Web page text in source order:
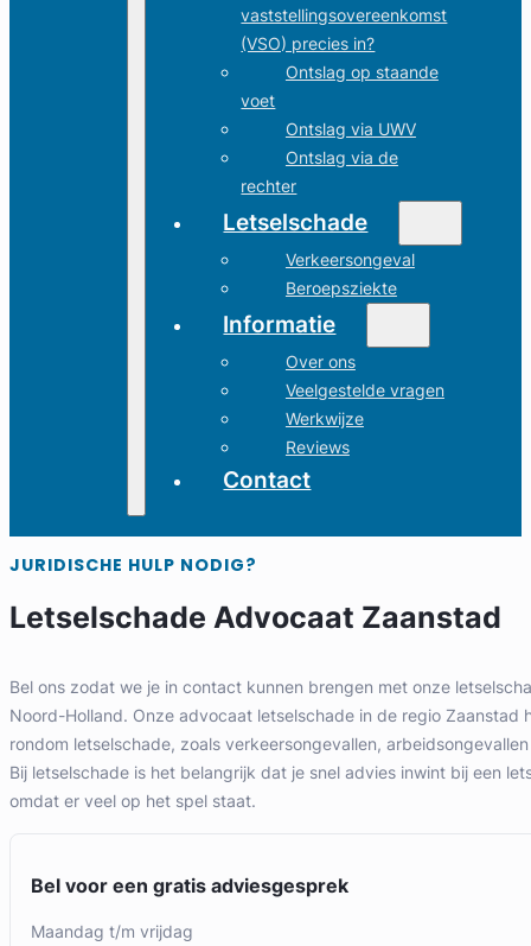
vaststellingsovereenkomst
(VSO) precies in?
Ontslag op staande
voet
Ontslag via UWV
Ontslag via de
rechter
Letselschade
Verkeersongeval
Beroepsziekte
Informatie
Over ons
Veelgestelde vragen
Werkwijze
Reviews
Contact
JURIDISCHE HULP NODIG?
Letselschade Advocaat Zaanstad
Bel ons zodat we je in contact kunnen brengen met onze
Noord-Holland. Onze advocaat letselschade in de regio Zaanstad
rondom letselschade, zoals verkeersongevallen,
Bij letselschade is het belangrijk dat je snel advies inwint bij een
omdat er veel op het spel staat.
Bel voor een gratis adviesgesprek
maandag t/m vrijdag